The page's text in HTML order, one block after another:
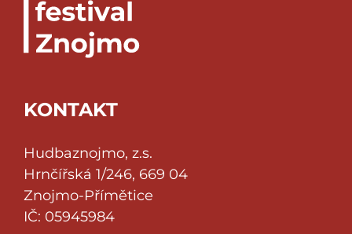
KONTAKT
Hudbaznojmo, z.s.
Hrnčířská 1/246, 669 04
Znojmo-Přímětice
IČ: 05945984